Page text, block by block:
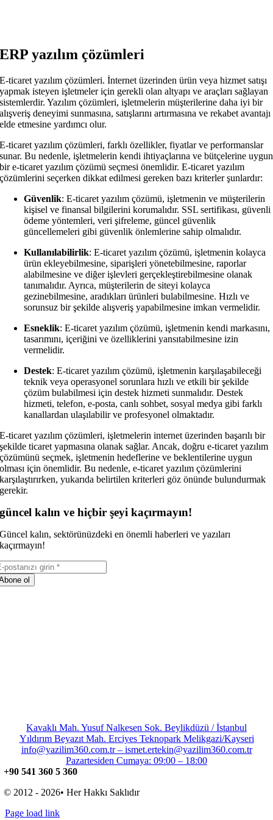
ERP yazılım çözümleri
E-ticaret yazılım çözümleri. İnternet üzerinden ürün veya hizmet satışı
yapmak isteyen işletmeler için gerekli olan altyapı ve araçları sağlayan
sistemlerdir. Yazılım çözümleri, işletmelerin müşterilerine daha iyi bir
alışveriş deneyimi sunmasına, satışlarını artırmasına ve rekabet avantajı
elde etmesine yardımcı olur.
E-ticaret yazılım çözümleri, farklı özellikler, fiyatlar ve performanslar
sunar. Bu nedenle, işletmelerin kendi ihtiyaçlarına ve bütçelerine uygun
bir e-ticaret yazılım çözümü seçmesi önemlidir. E-ticaret yazılım
çözümlerini seçerken dikkat edilmesi gereken bazı kriterler şunlardır:
Güvenlik: E-ticaret yazılım çözümü, işletmenin ve müşterilerin
kişisel ve finansal bilgilerini korumalıdır. SSL sertifikası, güvenli
ödeme yöntemleri, veri şifreleme, güncel güvenlik
güncellemeleri gibi güvenlik önlemlerine sahip olmalıdır.
Kullanılabilirlik: E-ticaret yazılım çözümü, işletmenin kolayca
ürün ekleyebilmesine, siparişleri yönetebilmesine, raporlar
alabilmesine ve diğer işlevleri gerçekleştirebilmesine olanak
tanımalıdır. Ayrıca, müşterilerin de siteyi kolayca
gezinebilmesine, aradıkları ürünleri bulabilmesine. Hızlı ve
sorunsuz bir şekilde alışveriş yapabilmesine imkan vermelidir.
Esneklik: E-ticaret yazılım çözümü, işletmenin kendi markasını,
tasarımını, içeriğini ve özelliklerini yansıtabilmesine izin
vermelidir.
Destek: E-ticaret yazılım çözümü, işletmenin karşılaşabileceği
teknik veya operasyonel sorunlara hızlı ve etkili bir şekilde
çözüm bulabilmesi için destek hizmeti sunmalıdır. Destek
hizmeti, telefon, e-posta, canlı sohbet, sosyal medya gibi farklı
kanallardan ulaşılabilir ve profesyonel olmaktadır.
E-ticaret yazılım çözümleri, işletmelerin internet üzerinden başarılı bir
şekilde ticaret yapmasına olanak sağlar. Ancak, doğru e-ticaret yazılım
çözümünü seçmek, işletmenin hedeflerine ve beklentilerine uygun
olması için önemlidir. Bu nedenle, e-ticaret yazılım çözümlerini
karşılaştırırken, yukarıda belirtilen kriterleri göz önünde bulundurmak
gerekir.
güncel kalın ve hiçbir şeyi kaçırmayın!
Güncel kalın, sektörünüzdeki en önemli haberleri ve yazıları
kaçırmayın!
ol
Kavaklı Mah. Yusuf Nalkesen Sok. Beylikdüzü / İstanbul
Yıldırım Beyazıt Mah. Erciyes Teknopark Melikgazi/Kayseri
info@yazilim360.com.tr – ismet.ertekin@yazilim360.com.tr
Pazartesiden Cumaya: 09:00 – 18:00
+90 541 360 5 360
© 2012 - 2026• Her Hakkı Saklıdır
Page load link